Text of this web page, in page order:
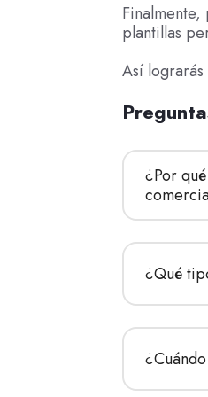
Finalmente,
plantillas
Así
¿Por
¿Qué